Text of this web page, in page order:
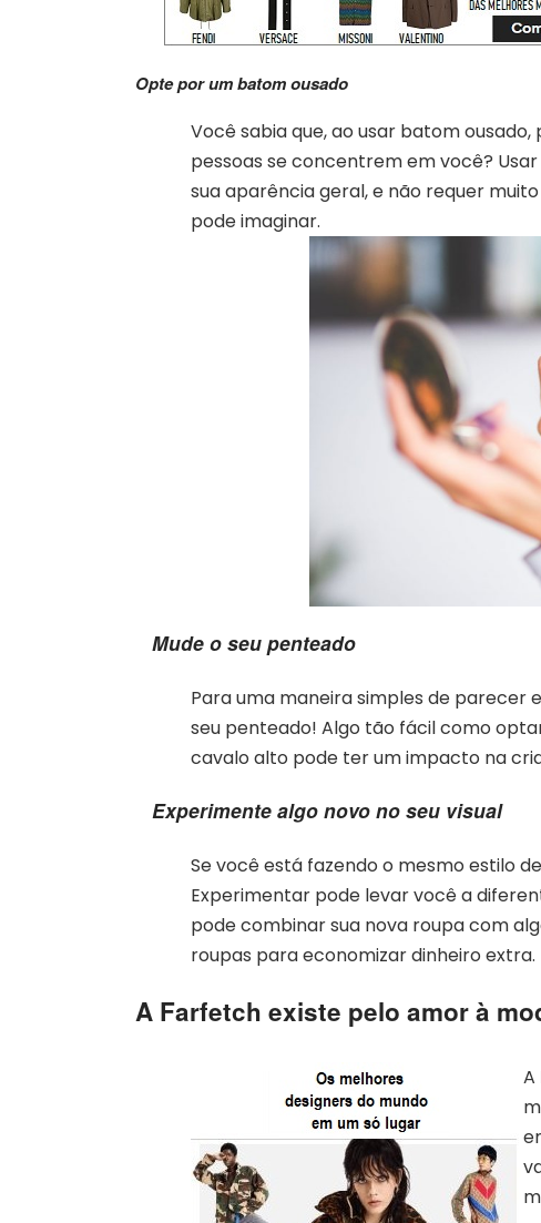
Opte por um batom ousado
Você sabia que, ao usar batom
pessoas se concentrem em você?
sua aparência geral, e não requer
pode imaginar.
Mude o seu penteado
Para uma maneira simples de parecer
seu penteado! Algo tão fácil como
cavalo alto pode ter um impacto na
Experimente algo novo no seu visual
Se você está fazendo o mesmo estilo
Experimentar pode levar você a
pode combinar sua nova roupa com
roupas para economizar dinheiro extra.
A Farfetch existe pelo amor à
A